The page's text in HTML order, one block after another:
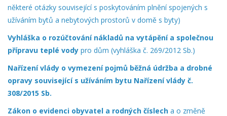
některé otázky související s poskytováním plnění spojených s
užíváním bytů a nebytových prostorů v domě s byty)
Vyhláška o rozúčtování nákladů na vytápění a společnou
přípravu teplé vody pro dům (vyhláška č. 269/2012 Sb.)
Nařízení vlády o vymezení pojmů běžná údržba a drobné
opravy související s užíváním bytu Nařízení vlády č.
308/2015 Sb.
Zákon o evidenci obyvatel a rodných číslech a o změně